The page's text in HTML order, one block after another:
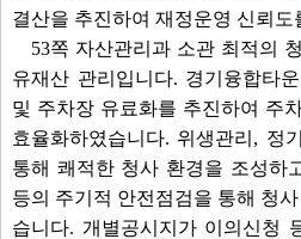
결산을 추진하여 재정운영 신뢰도
53쪽 자산관리과 소관 최적의
유재산 관리입니다. 경기융합타
및 주차장 유료화를 추진하여 주
효율화하였습니다. 위생관리, 정
통해 쾌적한 청사 환경을 조성하
등의 주기적 안전점검을 통해 청
습니다. 개별공시지가 이의신청